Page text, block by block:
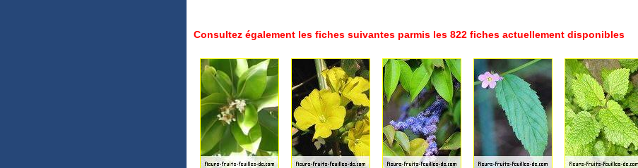
Consultez également les fiches suivantes parmis les 822 fiches actuellement disponibles